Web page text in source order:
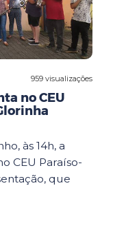
959 visualizações
no CEU
às 14h, a
CEU Paraíso-
que